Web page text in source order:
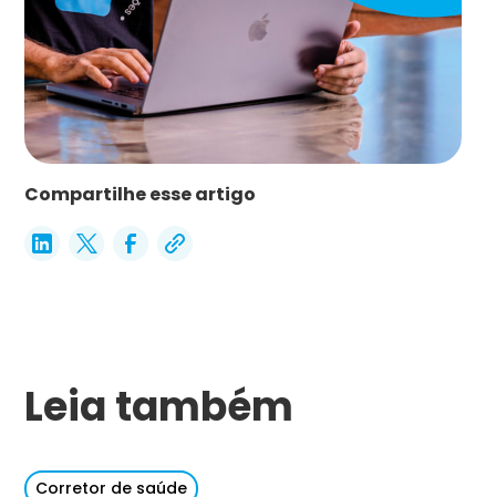
Compartilhe esse artigo
Leia também
Corretor de saúde